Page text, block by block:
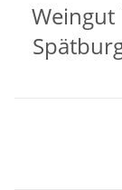
Weingut